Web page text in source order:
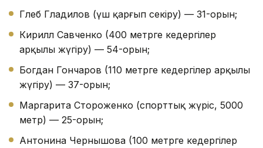
Глеб Гладилов (үш қарғып секіру) — 31-орын;
Кирилл Савченко (400 метрге кедергілер
арқылы жүгіру) — 54-орын;
Богдан Гончаров (110 метрге кедергілер арқылы
жүгіру) — 37-орын;
Маргарита Стороженко (спорттық жүріс, 5000
метр) — 25-орын;
Антонина Чернышова (100 метрге кедергілер